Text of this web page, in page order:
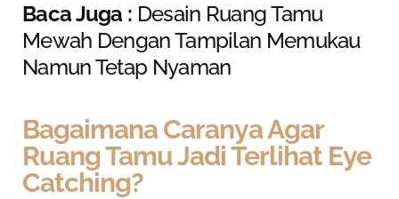
Baca Juga : Desain Ruang Tamu
Mewah Dengan Tampilan Memukau
Namun Tetap Nyaman
Bagaimana Caranya Agar
Ruang Tamu Jadi Terlihat Eye
Catching?